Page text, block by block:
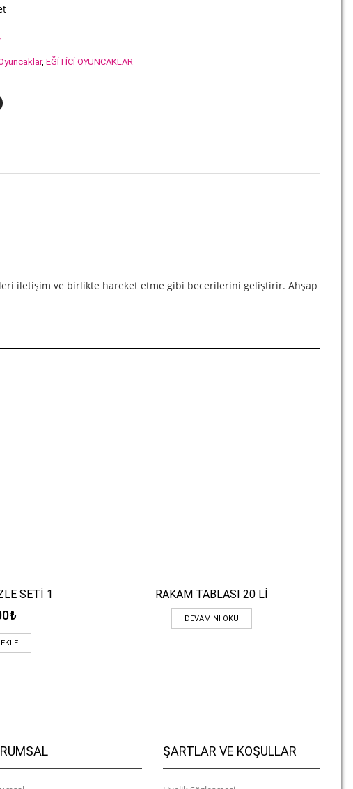
, EĞİTİCİ OYUNCAKLAR
iletişim ve birlikte hareket etme gibi becerilerini geliştirir. Ahşap
SETİ 1
₺
Hızlı Bakış
RAKAM TABLASI 20 Lİ
DEVAMINI OKU
ŞARTLAR VE KOŞULLAR